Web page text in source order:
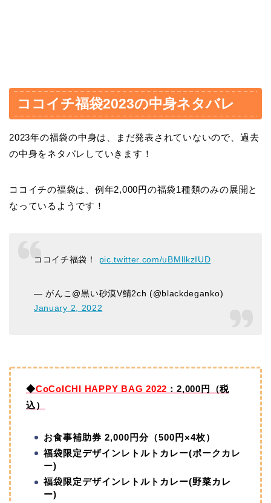
ココイチ福袋2023の中身ネタバレ
2023年の福袋の中身は、まだ発表されていないので、過去
の中身をネタバレしていきます！
ココイチの福袋は、例年2,000円の福袋1種類のみの展開と
なっているようです！
ココイチ福袋！ pic.twitter.com/uBMllkzIUD
— がんこ@黒い砂漠V鯖2ch (@blackdeganko)
January 2, 2022
◆CoCoICHI HAPPY BAG 2022 ：2,000円（税
込）
お食事補助券 2,000円分（500円×4枚）
福袋限定デザインレトルトカレー(ポークカレ
ー)
福袋限定デザインレトルトカレー(野菜カレ
ー)